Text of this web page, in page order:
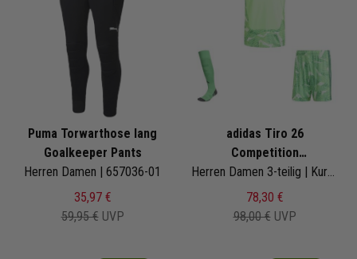
Puma Torwarthose lang
Goalkeeper Pants
Herren Damen | 657036-01
35,97 €
59,95 € UVP
adidas Tiro 26
Competition
Torwarttrikotset
Herren Damen 3-teilig | Kurzarm Torwattrikot Torwartshorts Torwart Sockenstutzen
78,30 €
98,00 € UVP